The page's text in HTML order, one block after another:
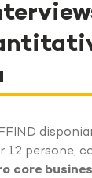
12 persone,
core